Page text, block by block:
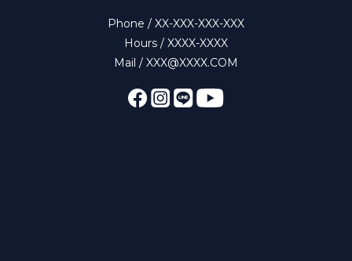
Phone / XX-XXX-XXX-XXX
Hours / XXXX-XXXX
Mail / XXX@XXXX.COM